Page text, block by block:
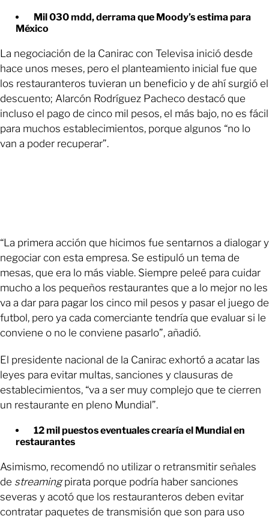
Mil 030 mdd, derrama que Moody’s estima para
México
La negociación de la Canirac con Televisa inició desde
hace unos meses, pero el planteamiento inicial fue que
los restauranteros tuvieran un beneficio y de ahí surgió el
descuento; Alarcón Rodríguez Pacheco destacó que
incluso el pago de cinco mil pesos, el más bajo, no es fácil
para muchos establecimientos, porque algunos “no lo
van a poder recuperar”.
“La primera acción que hicimos fue sentarnos a dialogar y
negociar con esta empresa. Se estipuló un tema de
mesas, que era lo más viable. Siempre peleé para cuidar
mucho a los pequeños restaurantes que a lo mejor no les
va a dar para pagar los cinco mil pesos y pasar el juego de
futbol, pero ya cada comerciante tendría que evaluar si le
conviene o no le conviene pasarlo”, añadió.
El presidente nacional de la Canirac exhortó a acatar las
leyes para evitar multas, sanciones y clausuras de
establecimientos, “va a ser muy complejo que te cierren
un restaurante en pleno Mundial”.
12 mil puestos eventuales crearía el Mundial en
restaurantes
Asimismo, recomendó no utilizar o retransmitir señales
de streamingpirata porque podría haber sanciones
severas y acotó que los restauranteros deben evitar
contratar paquetes de transmisión que son para uso